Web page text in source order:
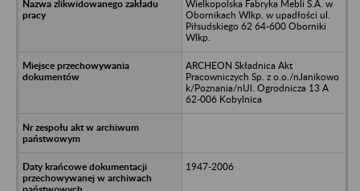
Wielkopolska Fabryka Mebli S.A. w
Obornikach Wlkp. w upadłości ul.
Piłsudskiego 62 64-600 Oborniki
Wlkp.
ARCHEON Składnica Akt
Pracowniczych Sp. z o.o./nJanikowo
k/Poznania/nUl. Ogrodnicza 13 A
62-006 Kobylnica
1947-2006